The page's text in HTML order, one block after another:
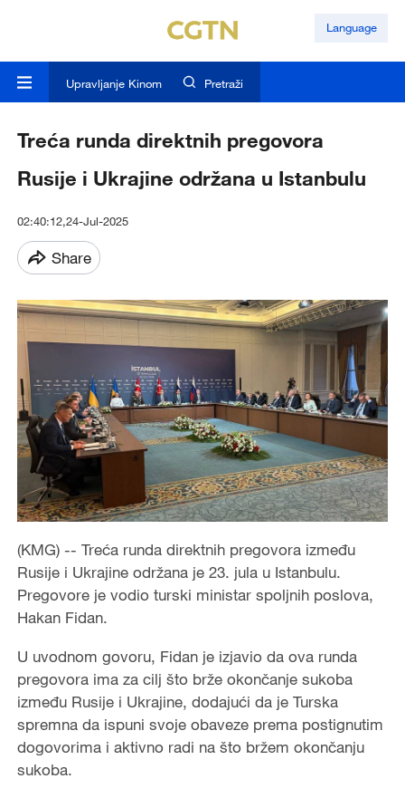
Language
Upravljanje Kinom Pretraži
Treća runda direktnih pregovora
Rusije i Ukrajine održana u Istanbulu
02:40:12,24-Jul-2025
Share
(KMG) -- Treća runda direktnih pregovora između
Rusije i Ukrajine održana je 23. jula u Istanbulu.
Pregovore je vodio turski ministar spoljnih poslova,
Hakan Fidan.
U uvodnom govoru, Fidan je izjavio da ova runda
pregovora ima za cilj što brže okončanje sukoba
između Rusije i Ukrajine, dodajući da je Turska
spremna da ispuni svoje obaveze prema postignutim
dogovorima i aktivno radi na što bržem okončanju
sukoba.